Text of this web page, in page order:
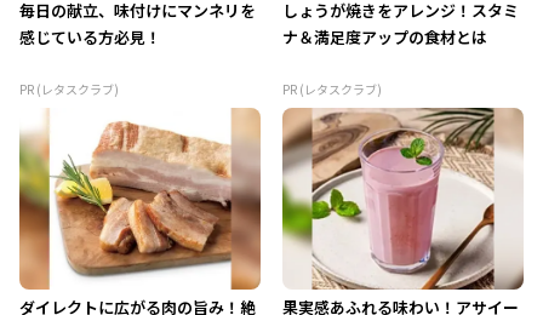
毎日の献立、味付けにマンネリを
感じている方必見！
PR (レタスクラブ)
しょうが焼きをアレンジ！スタミ
ナ＆満足度アップの食材とは
PR (レタスクラブ)
ダイレクトに広がる肉の旨み！絶
果実感あふれる味わい！アサイー